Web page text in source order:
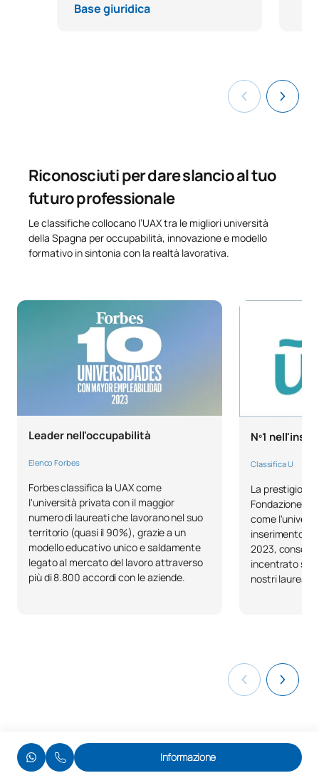
Base giuridica
Riconosciuti per dare slancio al tuo
futuro professionale
Le classifiche collocano l’UAX tra le migliori università
della Spagna per occupabilità, innovazione e modello
formativo in sintonia con la realtà lavorativa.
Leader nell'occupabilità
Elenco Forbes
Forbes classifica la UAX come
l'università privata con il maggior
numero di laureati che lavorano nel suo
territorio (quasi il 90%), grazie a un
modello educativo unico e saldamente
legato al mercato del lavoro attraverso
più di 8.800 accordi con le aziende.
Nº1
Classifica U
La prestigiosa
Fondazione
come
inserimento
2023,
incentrato
nostri laureati.
Informazione